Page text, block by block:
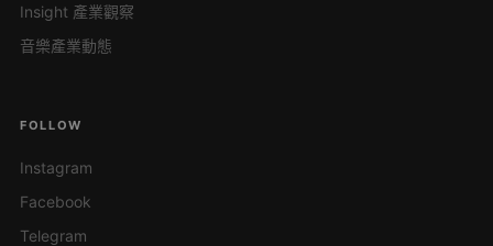
Insight 產業觀察
音樂產業動態
FOLLOW
Instagram
Facebook
Telegram